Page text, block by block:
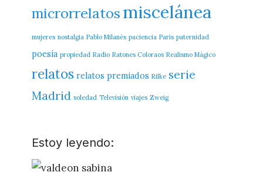
microrrelatos miscelánea
mujeres nostalgia Pablo Milanés paciencia París paternidad
poesía propiedad Radio Ratones Coloraos Realismo Mágico
relatos relatos premiados Rilke serie
Madrid soledad Televisión viajes Zweig
Estoy leyendo: